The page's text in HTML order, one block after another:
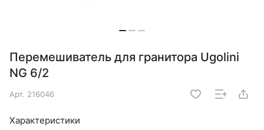
Перемешиватель для гранитора Ugolini
NG 6/2
Арт. 216046
Характеристики